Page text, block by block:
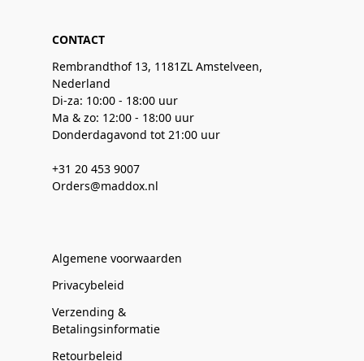
CONTACT
Rembrandthof 13, 1181ZL Amstelveen,
Nederland
Di-za: 10:00 - 18:00 uur
Ma & zo: 12:00 - 18:00 uur
Donderdagavond tot 21:00 uur
+31 20 453 9007
Orders@maddox.nl
Algemene voorwaarden
Privacybeleid
Verzending &
Betalingsinformatie
Retourbeleid